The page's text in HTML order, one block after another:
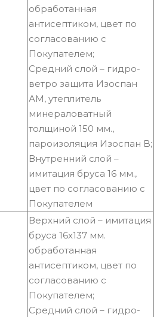
обработанная
антисептиком, цвет по
согласованию с
Покупателем;
Средний слой – гидро-
ветро защита Изоспан
АM, утеплитель
минераловатный
толщиной 150 мм.,
пароизоляция Изоспан B;
Внутренний слой –
имитация бруса 16 мм.,
цвет по согласованию с
Покупателем
Верхний слой – имитация
бруса 16х137 мм.
обработанная
антисептиком, цвет по
согласованию с
Покупателем;
Средний слой – гидро-